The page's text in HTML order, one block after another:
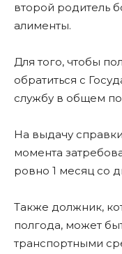
второй родитель
алименты.
Для того, чтобы
обратиться с
службу в общем
На выдачу
момента
ровно 1 месяц со
Также должник,
полгода, может
транспортными